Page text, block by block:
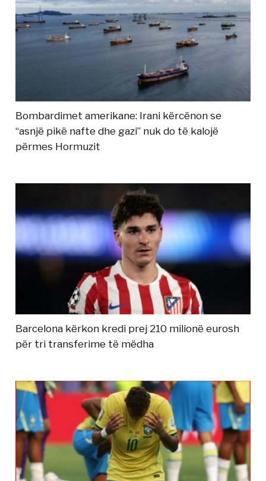
Bombardimet amerikane: Irani kërcënon se
“asnjë pikë nafte dhe gazi” nuk do të kalojë
përmes Hormuzit
Barcelona kërkon kredi prej 210 milionë eurosh
për tri transferime të mëdha